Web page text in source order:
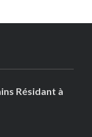
Résidant à